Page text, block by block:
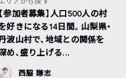
【参加者募集】人口500人の村
好きになる14日間。山梨県・
波山村で、地域との関係を
め、盛り上げる...
西脇 謙志